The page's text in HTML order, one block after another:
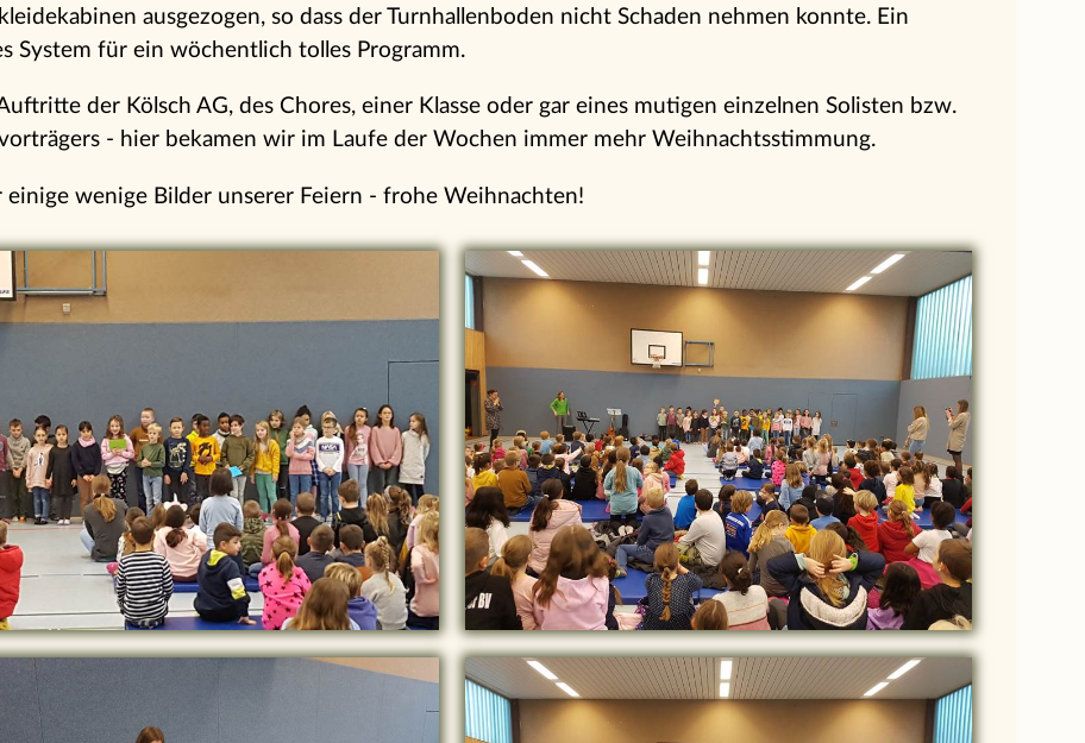
ausgezogen, so dass der Turnhallenboden nicht Schaden nehmen konnte. Ein
System für ein wöchentlich tolles Programm.
der Kölsch AG, des Chores, einer Klasse oder gar eines mutigen einzelnen Solisten bzw.
- hier bekamen wir im Laufe der Wochen immer mehr Weihnachtsstimmung.
einige wenige Bilder unserer Feiern - frohe Weihnachten!